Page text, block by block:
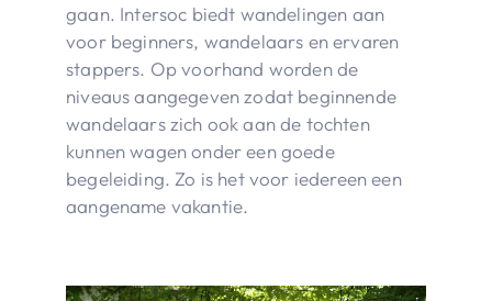
gaan. Intersoc biedt wandelingen aan
voor beginners, wandelaars en ervaren
stappers. Op voorhand worden de
niveaus aangegeven zodat beginnende
wandelaars zich ook aan de tochten
kunnen wagen onder een goede
begeleiding. Zo is het voor iedereen een
aangename vakantie.